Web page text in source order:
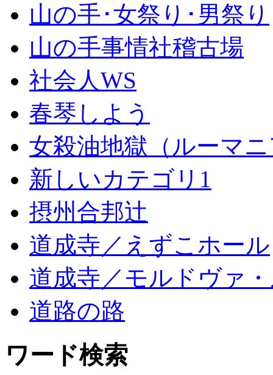
山の手･女祭り･男祭り
山の手事情社稽古場
社会人WS
春琴しよう
女殺油地獄（ルーマ
新しいカテゴリ1
摂州合邦辻
道成寺／えずこホール
道成寺／モルドヴァ
道路の路
ワード検索